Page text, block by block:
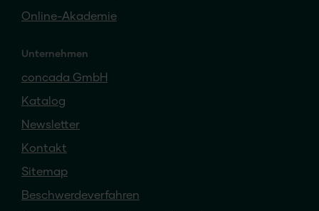
Online-Akademie
Unternehmen
concada GmbH
Katalog
Newsletter
Kontakt
Sitemap
Beschwerdeverfahren